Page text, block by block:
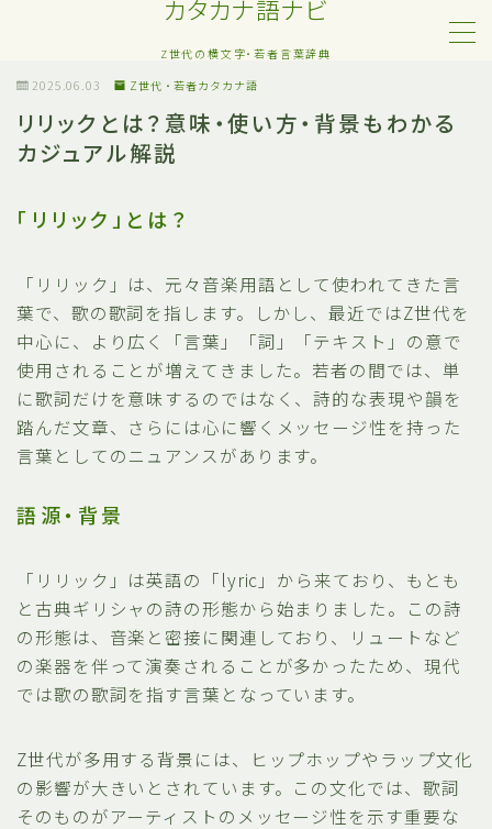
カタカナ語ナビ
Z世代の横文字・若者言葉辞典
MENU
Z世代・若者カタカナ語
ネット・SNS用語
恋愛・人間関係のカタカナ語
日常でよく聞く流行語
略語・造語
2025.06.03 Z世代・若者カタカナ語
リリックとは？意味・使い方・背景もわかる
カジュアル解説
「リリック」とは？
「リリック」は、元々音楽用語として使われてきた言
葉で、歌の歌詞を指します。しかし、最近ではZ世代を
中心に、より広く「言葉」「詞」「テキスト」の意で
使用されることが増えてきました。若者の間では、単
に歌詞だけを意味するのではなく、詩的な表現や韻を
踏んだ文章、さらには心に響くメッセージ性を持った
言葉としてのニュアンスがあります。
語源・背景
「リリック」は英語の「lyric」から来ており、もとも
と古典ギリシャの詩の形態から始まりました。この詩
の形態は、音楽と密接に関連しており、リュートなど
の楽器を伴って演奏されることが多かったため、現代
では歌の歌詞を指す言葉となっています。
Z世代が多用する背景には、ヒップホップやラップ文化
の影響が大きいとされています。この文化では、歌詞
そのものがアーティストのメッセージ性を示す重要な